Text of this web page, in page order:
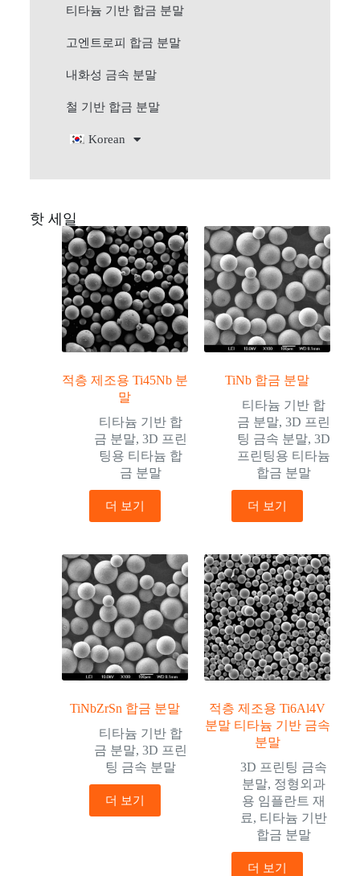
티타늄 기반 합금 분말
고엔트로피 합금 분말
내화성 금속 분말
철 기반 합금 분말
Korean
핫 세일
적층 제조용 Ti45Nb 분
말
티타늄 기반 합
금 분말,3D 프린
팅용 티타늄 합
금 분말
더 보기
TiNb 합금 분말
티타늄 기반 합
금 분말, 3D 프린
팅 금속 분말, 3D
프린팅용 티타늄
합금 분말
더 보기
TiNbZrSn 합금 분말
티타늄 기반 합
금 분말,3D 프린
팅 금속 분말
더 보기
적층 제조용 Ti6Al4V
분말 티타늄 기반 금속
분말
3D 프린팅 금속
분말, 정형외과
용 임플란트 재
료, 티타늄 기반
합금 분말
더 보기